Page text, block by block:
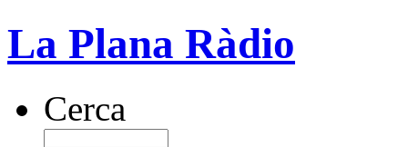
La Plana Ràdio
Cerca